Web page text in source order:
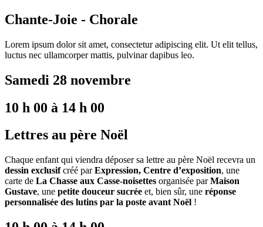
Chante-Joie - Chorale
Lorem ipsum dolor sit amet, consectetur adipiscing elit. Ut elit tellus,
luctus nec ullamcorper mattis, pulvinar dapibus leo.
Samedi 28 novembre
10 h 00 à 14 h 00
Lettres au père Noël
Chaque enfant qui viendra déposer sa lettre au père Noël recevra un
dessin exclusifcréé parExpression, Centre d’exposition, une
carte de La Chasse aux Casse-noisettes organisée parMaison
Gustave, une petite douceur sucrée et, bien sûr, une réponse
personnalisée des lutins par la poste avant Noël !